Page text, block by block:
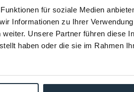
für soziale Medien
Informationen zu Ihrer
Unsere Partner führen diese
haben oder die sie im Rahmen